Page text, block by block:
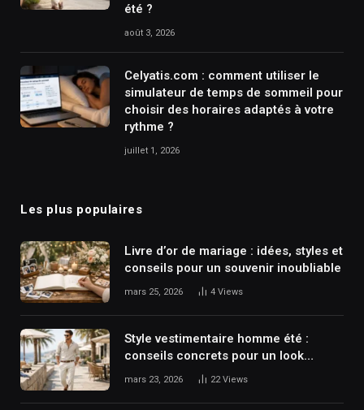
été ?
août 3, 2026
Celyatis.com : comment utiliser le
simulateur de temps de sommeil pour
choisir des horaires adaptés à votre
rythme ?
juillet 1, 2026
Les plus populaires
Livre d’or de mariage : idées, styles et
conseils pour un souvenir inoubliable
mars 25, 2026 4 Views
Style vestimentaire homme été :
conseils concrets pour un look
maîtrisé et moderne
mars 23, 2026 22Views